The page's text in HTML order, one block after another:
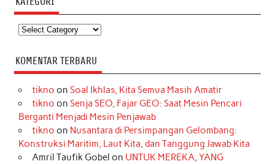
Kategori
KOMENTAR TERBARU
tikno on Soal Ikhlas, Kita Semua Masih Amatir
tikno on Senja SEO, Fajar GEO: Saat Mesin Pencari
Berganti Menjadi Mesin Penjawab
tikno on Nusantara di Persimpangan Gelombang:
Konstruksi Maritim, Laut Kita, dan Tanggung Jawab Kita
Amril Taufik Gobel on UNTUK MEREKA, YANG